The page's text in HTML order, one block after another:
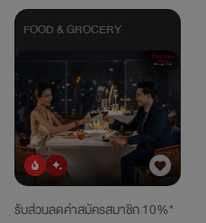
FOOD & GROCERY
ยอดนิยมมาใหม่
รับส่วนลดค่าสมัครสมาชิก 10%*